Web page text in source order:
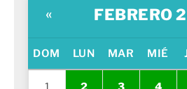
« FEBRERO
DOM LUN MAR MIÉ